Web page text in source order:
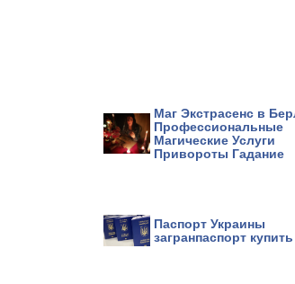
Маг Экстрасенс в
Профессиональные
Магические Услуги
Привороты Гадание
Паспорт Украины
загранпаспорт купить